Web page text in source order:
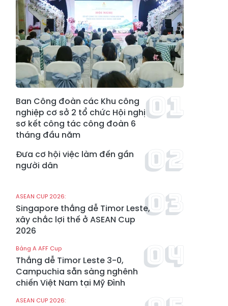
Ban Công đoàn các Khu công
nghiệp cơ sở 2 tổ chức Hội nghị
sơ kết công tác công đoàn 6
tháng đầu năm
Đưa cơ hội việc làm đến gần
người dân
ASEAN CUP 2026:
Singapore thắng dễ Timor Leste,
xây chắc lợi thế ở ASEAN Cup
2026
Bảng A AFF Cup
Thắng dễ Timor Leste 3-0,
Campuchia sẵn sàng nghênh
chiến Việt Nam tại Mỹ Đình
ASEAN CUP 2026: